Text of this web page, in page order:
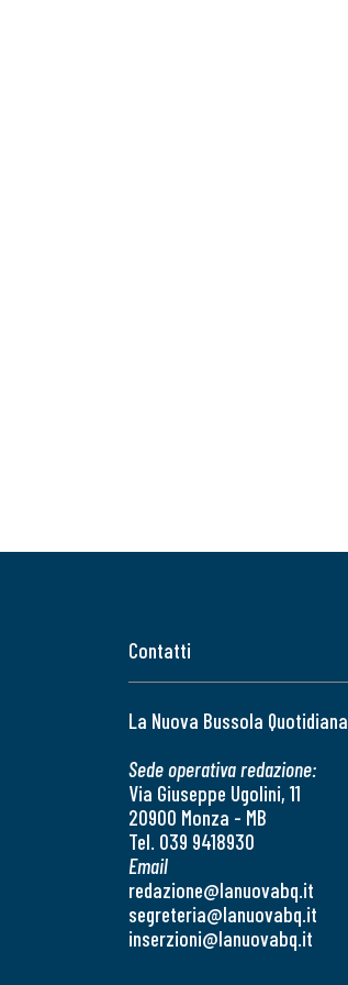
Contatti
La Nuova Bussola Quotidiana
Sede operativa redazione:
Via Giuseppe Ugolini, 11
20900 Monza - MB
Tel. 039 9418930
Email
redazione@lanuovabq.it
segreteria@lanuovabq.it
inserzioni@lanuovabq.it